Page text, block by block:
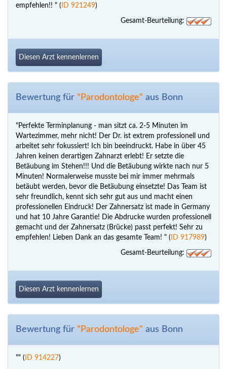
empfehlen!! " ( ID 921249)
Gesamt-Beurteilung:
Diesen Arzt kennenlernen
Bewertung für "Parodontologe" aus Bonn
"Perfekte Terminplanung - man sitzt ca. 2-5 Minuten im
Wartezimmer, mehr nicht! Der Dr. ist extrem professionell und
arbeitet sehr fokussiert! Ich bin beeindruckt. Habe in über 45
Jahren keinen derartigen Zahnarzt erlebt! Er setzte die
Betäubung im Stehen!!! Und die Betäubung wirkte nach nur 5
Minuten! Normalerweise musste bei mir immer mehrmals
betäubt werden, bevor die Betäubung einsetzte! Das Team ist
sehr freundlich, kennt sich sehr gut aus und macht einen
professionellen Eindruck! Der Zahnersatz ist made in Germany
und hat 10 Jahre Garantie! Die Abdrucke wurden professionell
gemacht und der Zahnersatz (Brücke) passt perfekt! Sehr zu
empfehlen! Lieben Dank an das gesamte Team! " ( ID 917989)
Gesamt-Beurteilung:
Diesen Arzt kennenlernen
Bewertung für "Parodontologe" aus Bonn
"" ( ID 914227)